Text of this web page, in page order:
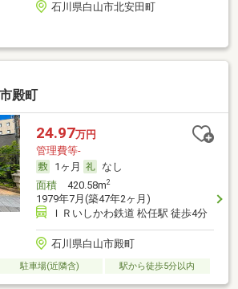
石川県白山市北安田町
殿町
24.97万円
管理費等-
1ヶ月
なし
面積420.58m2
1979年7月(築47年2ヶ月)
ＩＲいしかわ鉄道 松任駅 徒歩4分
石川県白山市殿町
駐車場(近隣含) 駅から徒歩5分以内